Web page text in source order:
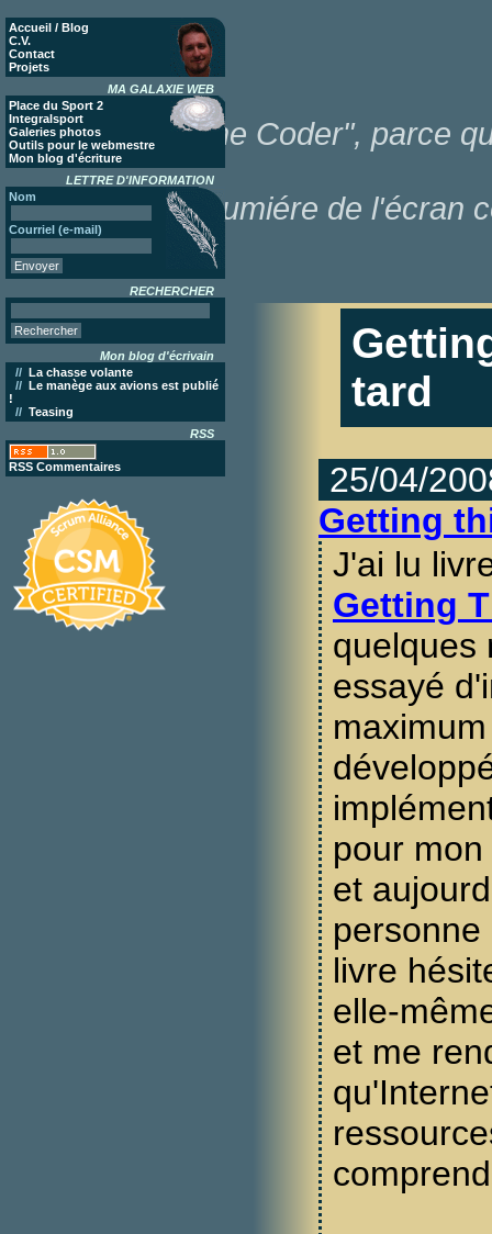
Accueil / Blog
C.V.
Contact
Projets
MA GALAXIE WEB
Place du Sport 2
Integralsport
Galeries photos
Outils pour le webmestre
Mon blog d'écriture
LETTRE D'INFORMATION
Nom
Courriel (e-mail)
RECHERCHER
Mon blog d'écrivain
// La chasse volante
// Le manège aux avions est publié
!
// Teasing
RSS
RSS Commentaires
"Poor Lonesome Coder", parce
dans la lumiére de l'écran
tard
25/04/
Getting
J'ai lu
Getting
quelques
essayé
pour
et
livre
elle-
et me